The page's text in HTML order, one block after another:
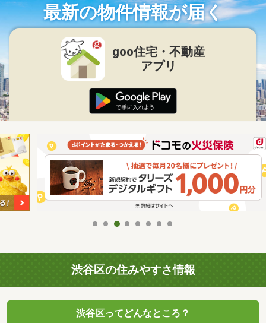
最新の物件情報が届く
goo住宅・不動産
アプリ
渋谷区の住みやすさ情報
渋谷区ってどんなところ？